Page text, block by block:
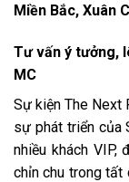
Miền Bắc, Xuân
Tư vấn ý tưởng,
MC
Sự kiện The Next
sự phát triển của
nhiều khách
chỉn chu trong tất